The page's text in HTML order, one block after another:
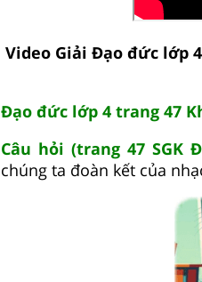
Video Giải Đạo đức lớp
Đạo đức lớp 4 trang 47
Câu hỏi (trang 47 SGK
chúng ta đoàn kết của